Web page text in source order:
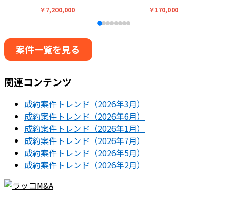
￥7,200,000 ￥170,000
案件一覧を見る
関連コンテンツ
成約案件トレンド（2026年3月）
成約案件トレンド（2026年6月）
成約案件トレンド（2026年1月）
成約案件トレンド（2026年7月）
成約案件トレンド（2026年5月）
成約案件トレンド（2026年2月）